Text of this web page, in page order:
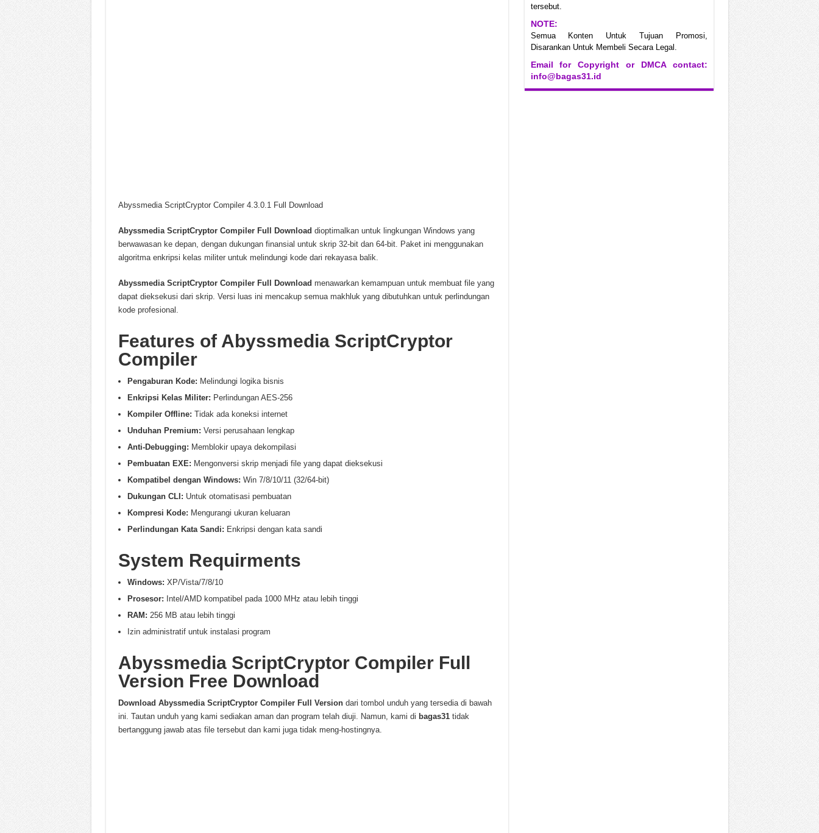
Abyssmedia ScriptCryptor Compiler 4.3.0.1 Full Download
Abyssmedia ScriptCryptor Compiler Full Download dioptimalkan untuk lingkungan Windows yang
berwawasan ke depan, dengan dukungan finansial untuk skrip 32-bit dan 64-bit. Paket ini menggunakan
algoritma enkripsi kelas militer untuk melindungi kode dari rekayasa balik.
Abyssmedia ScriptCryptor Compiler Full Download menawarkan kemampuan untuk membuat file yang
dapat dieksekusi dari skrip. Versi luas ini mencakup semua makhluk yang dibutuhkan untuk perlindungan
kode profesional.
Features of Abyssmedia ScriptCryptor
Compiler
Pengaburan Kode: Melindungi logika bisnis
Enkripsi Kelas Militer: Perlindungan AES-256
Kompiler Offline: Tidak ada koneksi internet
Unduhan Premium: Versi perusahaan lengkap
Anti-Debugging: Memblokir upaya dekompilasi
Pembuatan EXE: Mengonversi skrip menjadi file yang dapat dieksekusi
Kompatibel dengan Windows: Win 7/8/10/11 (32/64-bit)
Dukungan CLI: Untuk otomatisasi pembuatan
Kompresi Kode: Mengurangi ukuran keluaran
Perlindungan Kata Sandi: Enkripsi dengan kata sandi
System Requirments
Windows: XP/Vista/7/8/10
Prosesor: Intel/AMD kompatibel pada 1000 MHz atau lebih tinggi
RAM: 256 MB atau lebih tinggi
Izin administratif untuk instalasi program
Abyssmedia ScriptCryptor Compiler Full
Version Free Download
Download Abyssmedia ScriptCryptor Compiler Full Versiondari tombol unduh yang tersedia di bawah
ini. Tautan unduh yang kami sediakan aman dan program telah diuji. Namun, kami di bagas31 tidak
bertanggung jawab atas file tersebut dan kami juga tidak meng-hostingnya.
tersebut.
NOTE:
Semua Konten Untuk Tujuan Promosi,
Disarankan Untuk Membeli Secara Legal.
Email for Copyright or DMCA contact:
info@bagas31.id